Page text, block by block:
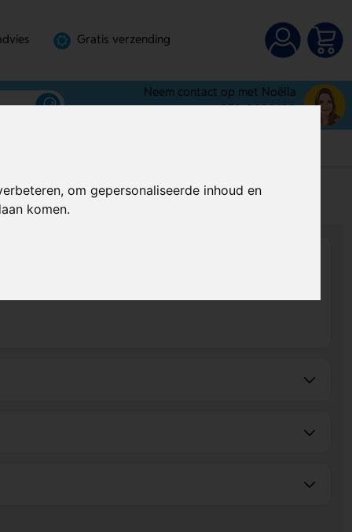
om gepersonaliseerde inhoud en
komen.
Gratis verzending
Neem contact op met Noëlla
072-3030100
Al vanaf€ 8,74per stuk (excl. BTW)